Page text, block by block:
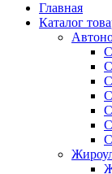
Главная
Каталог